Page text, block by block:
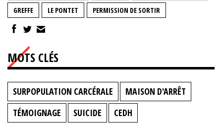
GREFFE
LE PONTET PERMISSION DE SORTIR
MOTS CLÉS
SURPOPULATION CARCÉRALE
MAISON D'ARRÊT
TÉMOIGNAGE
SUICIDE CEDH